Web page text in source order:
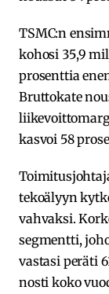
TSMC:n
kohosi 35,9
prosenttia
Bruttokate
kasvoi 58
tekoälyyn
vahvaksi.
segmentti,
vastasi peräti
nosti koko